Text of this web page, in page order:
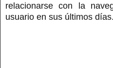
relacionarse con la
usuario en sus últimos días.